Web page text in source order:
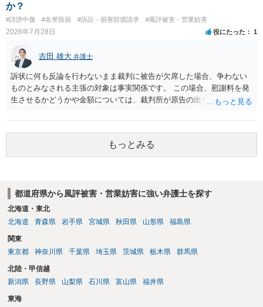
か？
#誹謗中傷 #名誉毀損 #訴訟・損害賠償請求 #風評被害・営業妨害
2026年7月28日 役にたった 1
吉田 雄大 弁護士
訴状に何も反論を行わないまま裁判に被告が欠席した場合、争わない
ものとみなされる主張の対象は事実関係です。 この場合、慰謝料を発
生させるかどうかや金額については、裁判所が原告の出す証拠に基づ
いは判決の額が0円となることも、可能性としてはありえます。
もっとみる
都道府県から風評被害・営業妨害に強い弁護士を探す
北海道・東北
北海道
青森県 岩手県 宮城県 秋田県 山形県 福島県
関東
東京都
神奈川県 千葉県 埼玉県 茨城県 栃木県 群馬県
北陸・甲信越
新潟県
長野県 山梨県 石川県 富山県 福井県
東海